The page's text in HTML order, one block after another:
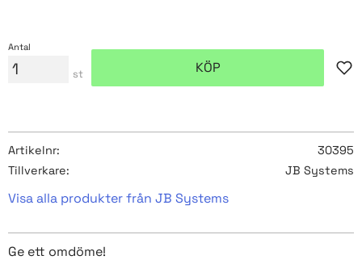
Antal
st KÖP
Artikelnr
30395
Tillverkare
JB Systems
Visa alla produkter från JB Systems
Ge ett omdöme!